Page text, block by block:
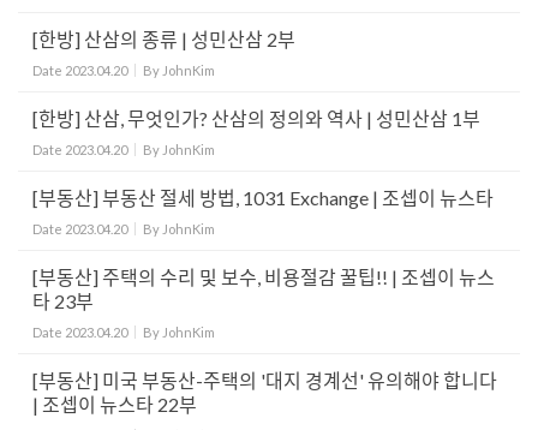
[한방] 산삼의 종류 | 성민산삼 2부
Date 2023.04.20 By JohnKim
[한방] 산삼, 무엇인가? 산삼의 정의와 역사 | 성민산삼 1부
Date 2023.04.20 By JohnKim
[부동산] 부동산 절세 방법, 1031 Exchange | 조셉이 뉴스타
Date 2023.04.20 By JohnKim
[부동산] 주택의 수리 및 보수, 비용절감 꿀팁!! | 조셉이 뉴스
타 23부
Date 2023.04.20 By JohnKim
[부동산] 미국 부동산-주택의 '대지 경계선' 유의해야 합니다
| 조셉이 뉴스타 22부